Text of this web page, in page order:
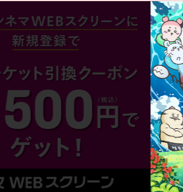
イオンシネマ公式アプリをご利用のお客
公式アプリでは、サービスの利用状況分
クッキー等の使用に同意したことになりま
詳細はこちら